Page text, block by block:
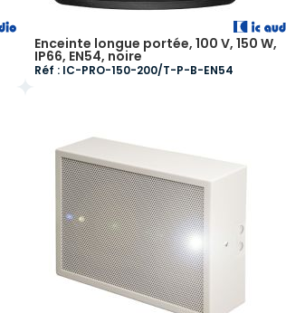
Enceinte longue portée, 100 V, 150 W,
IP66, EN54, noire
Réf : IC-PRO-150-200/T-P-B-EN54